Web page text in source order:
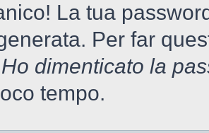
La tua
Per far
Ho dimenticato la
tempo.